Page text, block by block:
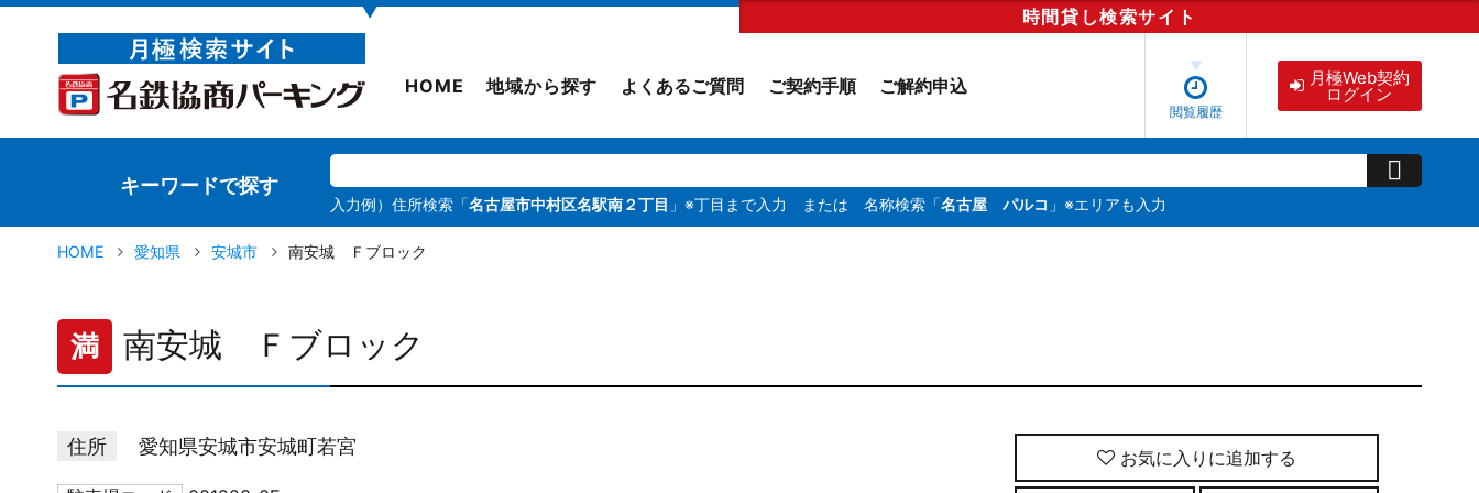
▼ 時間貸し検索サイト
HOME 地域から探す よくあるご質問 ご契約手順 ご解約申込
閲覧履歴
月極Web契約
ログイン
キーワードで探す
入力例）住所検索「名古屋市中村区名駅南２丁目 」※丁目まで入力 または 名称検索「名古屋 パルコ 」※エリアも入力
HOME 愛知県 安城市 南安城 Ｆブロック
満 南安城 Ｆブロック
住所 愛知県安城市安城町若宮
お気に入りに追加